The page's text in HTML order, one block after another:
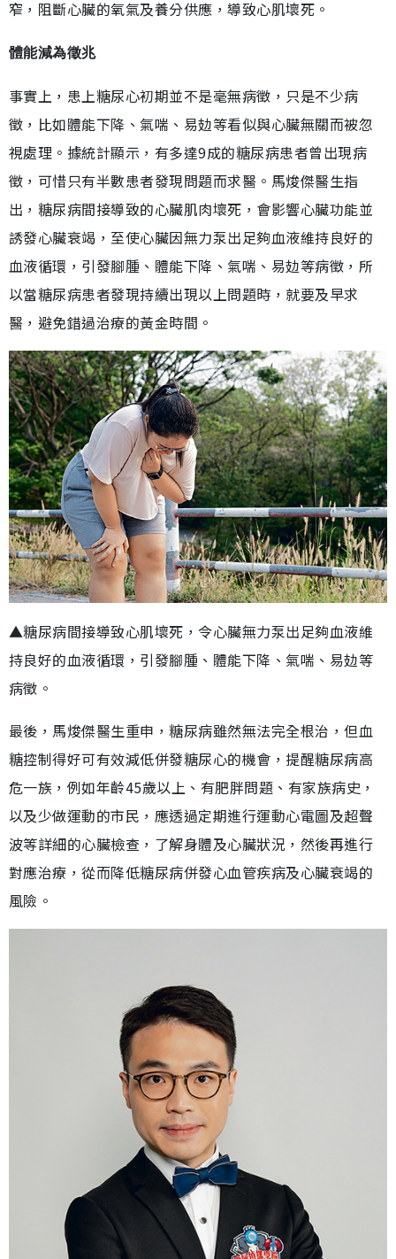
窄，阻斷心臟的氧氣及養分供應，導致心肌壞死。
體能減為徵兆
事實上，患上糖尿心初期並不是毫無病徵，只是不少病
徵，比如體能下降、氣喘、易攰等看似與心臟無關而被忽
視處理。據統計顯示，有多達9成的糖尿病患者曾出現病
徵，可惜只有半數患者發現問題而求醫。馬焌傑醫生指
出，糖尿病間接導致的心臟肌肉壞死，會影響心臟功能並
誘發心臟衰竭，至使心臟因無力泵出足夠血液維持良好的
血液循環，引發腳腫、體能下降、氣喘、易攰等病徵，所
以當糖尿病患者發現持續出現以上問題時，就要及早求
醫，避免錯過治療的黃金時間。
▲糖尿病間接導致心肌壞死，令心臟無力泵出足夠血液維
持良好的血液循環，引發腳腫、體能下降、氣喘、易攰等
病徵。
最後，馬焌傑醫生重申，糖尿病雖然無法完全根治，但血
糖控制得好可有效減低併發糖尿心的機會，提醒糖尿病高
危一族，例如年齡45歲以上、有肥胖問題、有家族病史，
以及少做運動的市民，應透過定期進行運動心電圖及超聲
波等詳細的心臟檢查，了解身體及心臟狀況，然後再進行
對應治療，從而降低糖尿病併發心血管疾病及心臟衰竭的
風險。